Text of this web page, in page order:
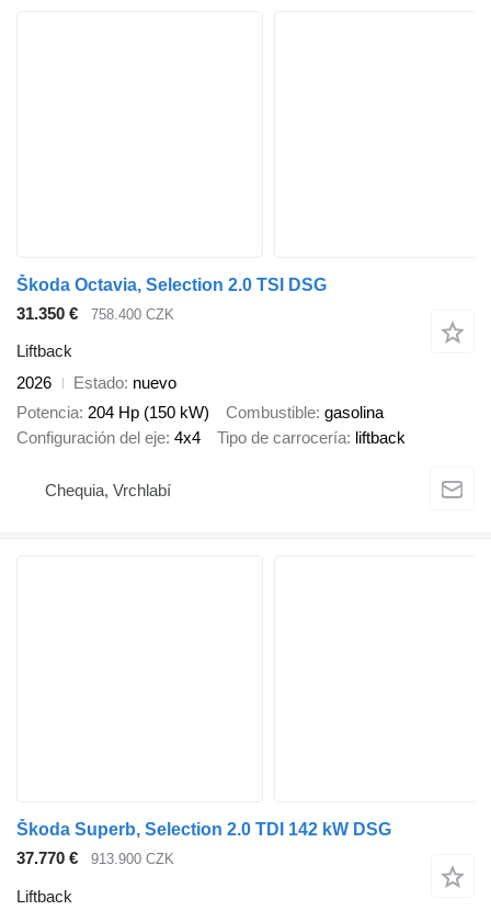
Škoda Octavia, Selection 2.0 TSI DSG
31.350 €
758.400 CZK
Liftback
2026
Estado nuevo
Potencia 204 Hp (150 kW) Combustible gasolina
Configuración del eje 4x4 Tipo de carrocería liftback
Chequia, Vrchlabí
Škoda Superb, Selection 2.0 TDI 142 kW DSG
37.770 €
913.900 CZK
Liftback